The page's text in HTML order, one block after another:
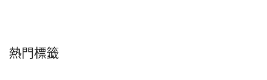
熱門標籤